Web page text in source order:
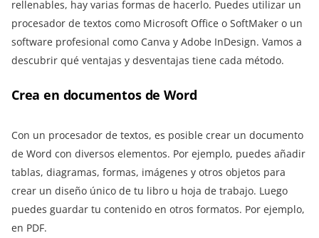
rellenables, hay varias formas de hacerlo. Puedes utilizar un
procesador de textos como Microsoft Office o SoftMaker o un
software profesional como Canva y Adobe InDesign. Vamos a
descubrir qué ventajas y desventajas tiene cada método.
Crea en documentos de Word
Con un procesador de textos, es posible crear un documento
de Word con diversos elementos. Por ejemplo, puedes añadir
tablas, diagramas, formas, imágenes y otros objetos para
crear un diseño único de tu libro u hoja de trabajo. Luego
puedes guardar tu contenido en otros formatos. Por ejemplo,
en PDF.